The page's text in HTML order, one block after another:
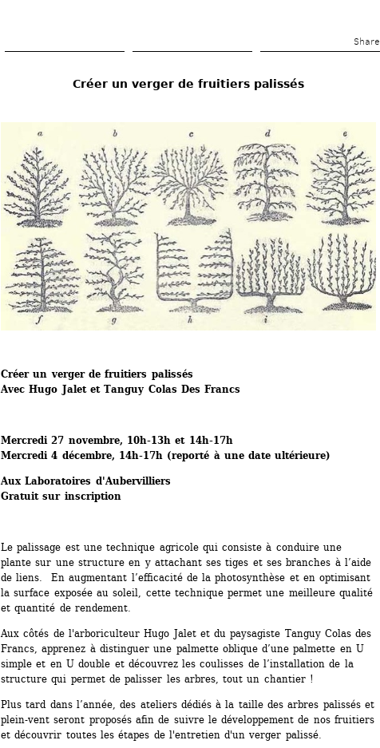
main
Share
Créer un verger de fruitiers palissés
Créer un verger de fruitiers palissés
Avec Hugo Jalet et Tanguy Colas Des Francs
Mercredi 27 novembre, 10h-13h et 14h-17h
Mercredi 4 décembre, 14h-17h (reporté à une date ultérieure)
Aux Laboratoires d'Aubervilliers
Gratuit sur inscription
Le palissage est une technique agricole qui consiste à conduire une
plante sur une structure en y attachant ses tiges et ses branches à l’aide
de liens. En augmentant l’efficacité de la photosynthèse et en optimisant
la surface exposée au soleil, cette technique permet une meilleure qualité
et quantité de rendement.
Aux côtés de l'arboriculteur Hugo Jalet et du paysagiste Tanguy Colas des
Francs, apprenez à distinguer une palmette oblique d’une palmette en U
simple et en U double et découvrez les coulisses de l’installation de la
structure qui permet de palisser les arbres, tout un chantier !
Plus tard dans l’année, des ateliers dédiés à la taille des arbres palissés et
plein-vent seront proposés afin de suivre le développement de nos fruitiers
et découvrir toutes les étapes de l'entretien d'un verger palissé.